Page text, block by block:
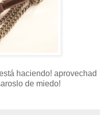
haciendo! aprovechad
de miedo!